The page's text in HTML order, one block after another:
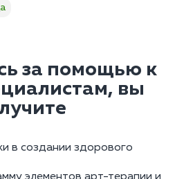
за помощью к
вы
в создании здорового
элементов арт-терапии и